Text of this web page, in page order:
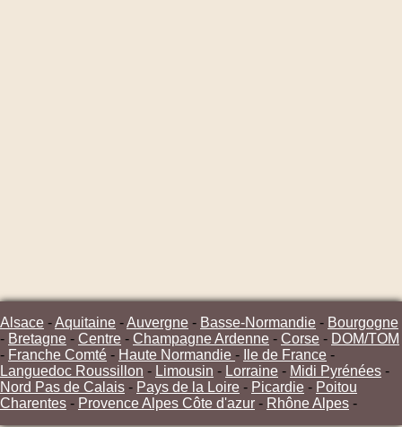
Alsace -Aquitaine -Auvergne - Basse-Normandie - Bourgogne
- Bretagne - Centre - Champagne Ardenne - Corse - DOM/TOM
- Franche Comté - Haute Normandie - Ile de France -
Languedoc Roussillon - Limousin - Lorraine - Midi Pyrénées -
Nord Pas de Calais - Pays de la Loire - Picardie - Poitou
Charentes - Provence Alpes Côte d'azur - Rhône Alpes -